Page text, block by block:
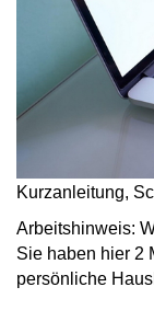
Kurzanleitung,
Arbeitshinweis:
Sie haben hier 2
persönliche